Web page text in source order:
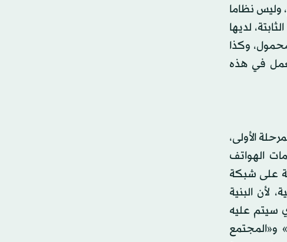
وليس نظاما
لديها
وكذا
في هذه
الأولى،
الهواتف
على شبكة
لأن البنية
سيتم عليه
و«المجتمع